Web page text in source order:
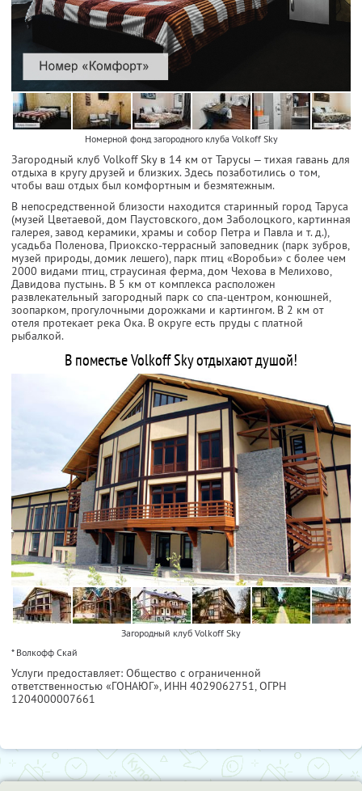
Номерной фонд загородного клуба Volkoff Sky
Загородный клуб Volkoff Sky в 14 км от Тарусы — тихая гавань для
отдыха в кругу друзей и близких. Здесь позаботились о том,
чтобы ваш отдых был комфортным и безмятежным.
В непосредственной близости находится старинный город Таруса
(музей Цветаевой, дом Паустовского, дом Заболоцкого, картинная
галерея, завод керамики, храмы и собор Петра и Павла и т. д.),
усадьба Поленова, Приокско-террасный заповедник (парк зубров,
музей природы, домик лешего), парк птиц «Воробьи» с более чем
2000 видами птиц, страусиная ферма, дом Чехова в Мелихово,
Давидова пустынь. В 5 км от комплекса расположен
развлекательный загородный парк со спа-центром, конюшней,
зоопарком, прогулочными дорожками и картингом. В 2 км от
отеля протекает река Ока. В округе есть пруды с платной
рыбалкой.
В поместье Volkoff Sky отдыхают душой!
Загородный клуб Volkoff Sky
* Волкофф Скай
Услуги предоставляет: Общество с ограниченной
ответственностью «ГОНАЮГ», ИНН 4029062751, ОГРН
1204000007661